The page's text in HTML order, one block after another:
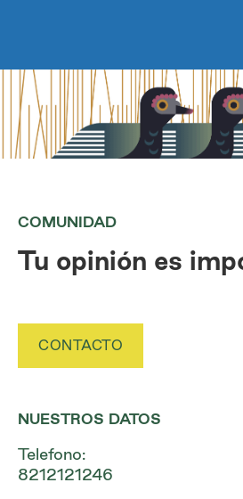
COMUNIDAD
Tu opinión es
CONTACTO
NUESTROS DATOS
Telefono:
8212121246